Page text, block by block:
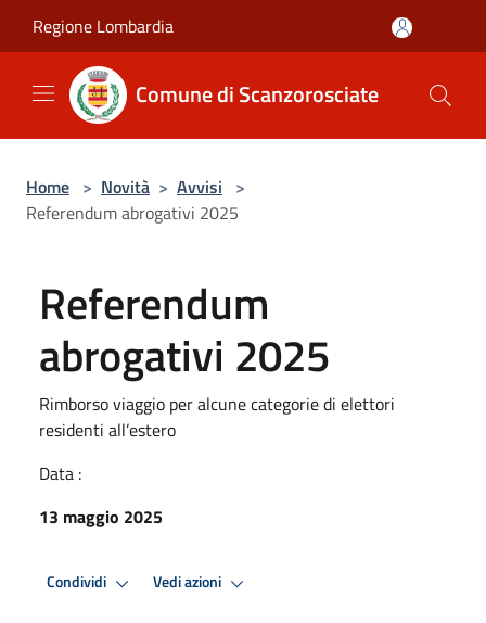
Regione Lombardia
Comune di Scanzorosciate
Home > Novità > Avvisi >
Referendum abrogativi 2025
Referendum
abrogativi 2025
Rimborso viaggio per alcune categorie di elettori
residenti all’estero
Data :
13 maggio 2025
Condividi Vedi azioni